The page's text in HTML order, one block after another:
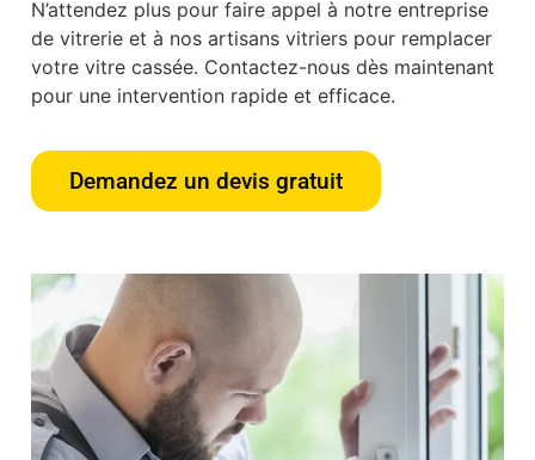
N’attendez plus pour faire appel à notre entreprise
de vitrerie et à nos artisans vitriers pour remplacer
votre vitre cassée. Contactez-nous dès maintenant
pour une intervention rapide et efficace.
Demandez un devis gratuit